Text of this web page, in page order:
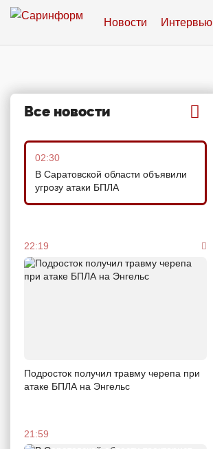
Новости Интервью
Все новости
02:30
В Саратовской области объявили
угрозу атаки БПЛА
22:19
Подросток получил травму черепа при
атаке БПЛА на Энгельс
21:59